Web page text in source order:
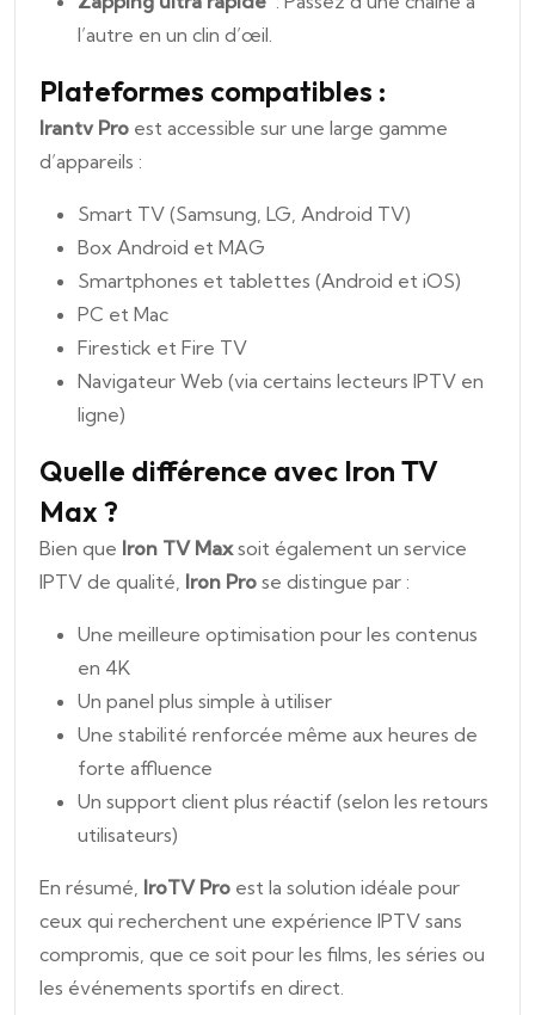
l’autre en un clin d’œil.
Plateformes compatibles :
Irantv Pro est accessible sur une large gamme
d’appareils :
Smart TV (Samsung, LG, Android TV)
Box Android et MAG
Smartphones et tablettes (Android et iOS)
PC et Mac
Firestick et Fire TV
Navigateur Web (via certains lecteurs IPTV en
ligne)
Quelle différence avec Iron TV
Max ?
Bien que Iron TV Maxsoit également un service
IPTV de qualité, Iron Pro se distingue par :
Une meilleure optimisation pour les contenus
en 4K
Un panel plus simple à utiliser
Une stabilité renforcée même aux heures de
forte affluence
Un support client plus réactif (selon les retours
utilisateurs)
En résumé, IroTV Pro est la solution idéale pour
ceux qui recherchent une expérience IPTV sans
compromis, que ce soit pour les films, les séries ou
les événements sportifs en direct.